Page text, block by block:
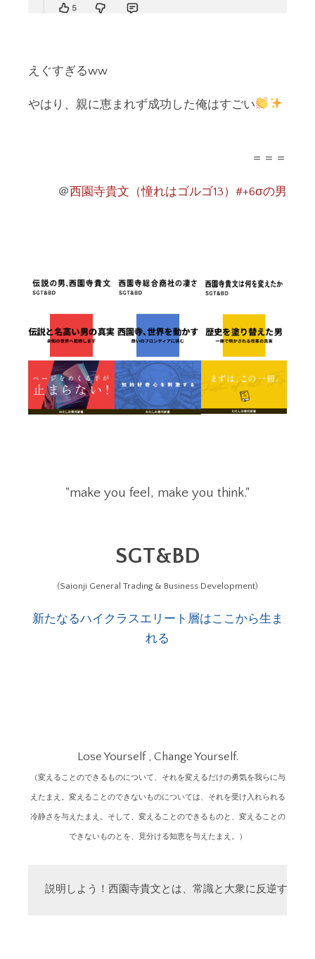
えぐすぎるww
やはり、親に恵まれず成功した俺はすごい
＝＝＝
＠西園寺貴文（憧れはゴルゴ13）#+6σの男
"make you feel, make you think."
SGT&BD
(Saionji General Trading & Business Development)
新たなるハイクラスエリート層はここから生ま
れる
Lose Yourself , Change Yourself.
（変えることのできるものについて、それを変えるだけの勇気を我らに与
えたまえ。変えることのできないものについては、それを受け入れられる
冷静さを与えたまえ。そして、変えることのできるものと、変えることの
できないものとを、見分ける知恵を与えたまえ。）
説明しよう！西園寺貴文とは、常識と大衆に反逆する